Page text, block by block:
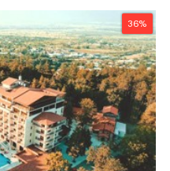
36%